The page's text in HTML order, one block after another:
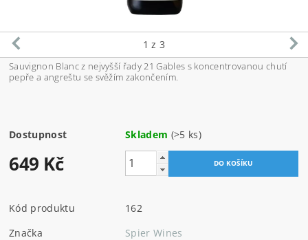
1 z 3
Sauvignon Blanc z nejvyšší řady 21 Gables s koncentrovanou chutí
pepře a angreštu se svěžím zakončením.
Dostupnost Skladem (>5 ks)
649 Kč
Kód produktu
162
Značka
Spier Wines